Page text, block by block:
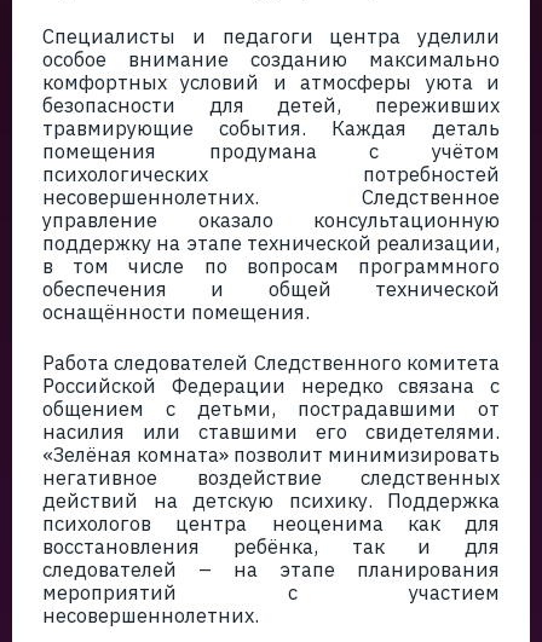
Специалисты и педагоги центра уделили
особое внимание созданию максимально
комфортных условий и атмосферы уюта и
безопасности для детей, переживших
травмирующие события. Каждая деталь
помещения продумана с учётом
психологических потребностей
несовершеннолетних. Следственное
управление оказало консультационную
поддержку на этапе технической реализации,
в том числе по вопросам программного
обеспечения и общей технической
оснащённости помещения.
Работа следователей Следственного комитета
Российской Федерации нередко связана с
общением с детьми, пострадавшими от
насилия или ставшими его свидетелями.
«Зелёная комната» позволит минимизировать
негативное воздействие следственных
действий на детскую психику. Поддержка
психологов центра неоценима как для
восстановления ребёнка, так и для
следователей – на этапе планирования
мероприятий с участием
несовершеннолетних.